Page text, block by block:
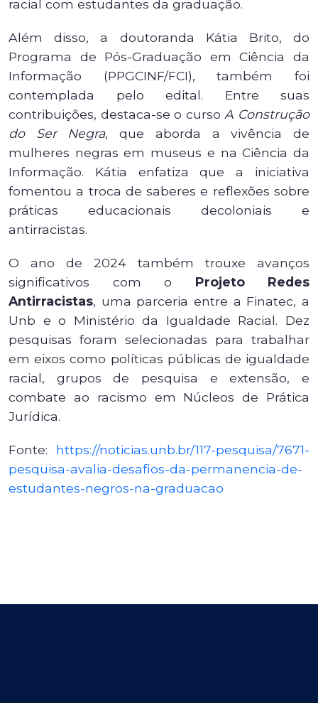
racial com estudantes da graduação.
Além disso, a doutoranda Kátia Brito, do
Programa de Pós-Graduação em Ciência da
Informação (PPGCINF/FCI), também foi
contemplada pelo edital. Entre suas
contribuições, destaca-se o cursoA Construção
do Ser Negra, que aborda a vivência de
mulheres negras em museus e na Ciência da
Informação. Kátia enfatiza que a iniciativa
fomentou a troca de saberes e reflexões sobre
práticas educacionais decoloniais e
antirracistas.
O ano de 2024 também trouxe avanços
significativos com o Projeto Redes
Antirracistas, uma parceria entre a Finatec, a
Unb e o Ministério da Igualdade Racial. Dez
pesquisas foram selecionadas para trabalhar
em eixos como políticas públicas de igualdade
racial, grupos de pesquisa e extensão, e
combate ao racismo em Núcleos de Prática
Jurídica.
Fonte: https://noticias.unb.br/117-pesquisa/7671-
pesquisa-avalia-desafios-da-permanencia-de-
estudantes-negros-na-graduacao